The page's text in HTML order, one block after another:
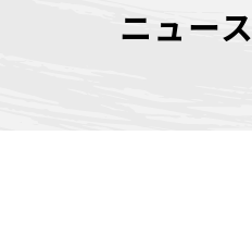
ニュース